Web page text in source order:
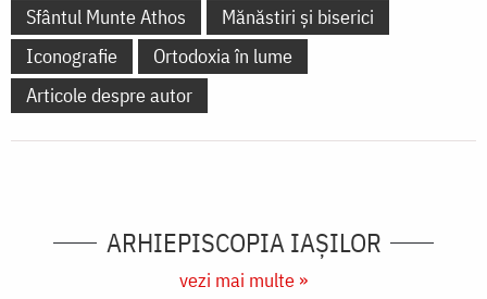
Sfântul Munte Athos
Mănăstiri și biserici
Iconografie
Ortodoxia în lume
Articole despre autor
ARHIEPISCOPIA IAŞILOR
vezi mai multe »